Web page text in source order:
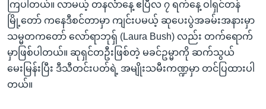
အ
ညွန်း
စာမျက်နှာ
သို့
သုတပဒေသာ အင်္ဂလိပ်စာ
Learning English
ဗွီအိုအေ လူမှုကွန်ယက်များ
ကြပါတယ်။ လာမယ့် တနင်္လာနေ့ ဧပြီလ ၇ ရက်နေ့ ဝါရှင်တန်
မြို့တော် ကနေဒီစင်တာမှာ ကျင်းပမယ့် ဆုပေးပွဲအခမ်းအနားမှာ
သမ္မတကတော် လော်ရာဘုရှ် (Laura Bush) လည်း တက်ရောက်
မှာဖြစ်ပါတယ်။ ဆုရှင်တဦးဖြစ်တဲ့ မခင်ဥမ္မာကို ဆက်သွယ်
မေးမြန်းပြီး ဒီသီတင်းပတ်ရဲ့ အမျိုးသမီးကဏ္ဍမှာ တင်ပြထားပါ
တယ်။